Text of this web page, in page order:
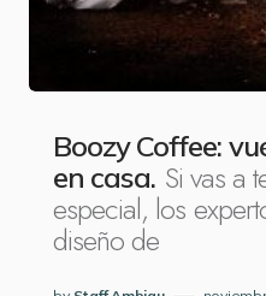
Boozy Coffee:
en casa. Si vas a
especial, los
diseño de